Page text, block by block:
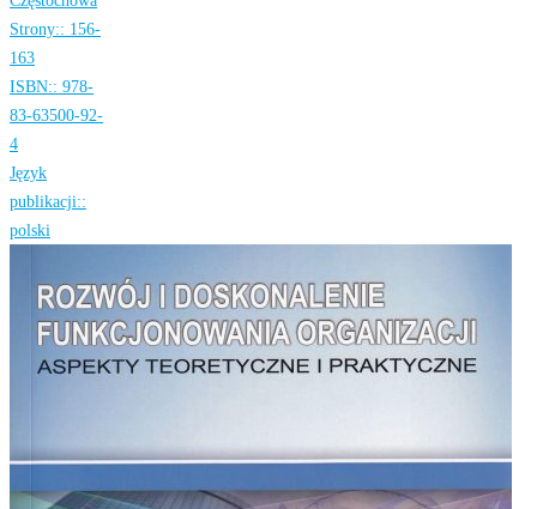
Strony:: 156-
163
ISBN:: 978-
83-63500-92-
4
Język
publikacji::
polski